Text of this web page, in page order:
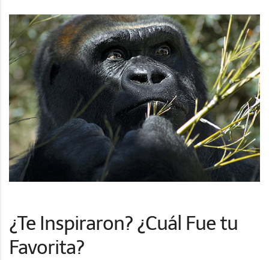
¿Te Inspiraron? ¿Cuál Fue tu
Favorita?